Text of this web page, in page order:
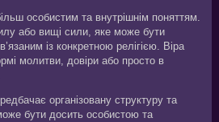
особистим та внутрішнім поняттям.
або вищі сили, яке може бути
із конкретною релігією. Віра
молитви, довіри або просто в
організовану структуру та
бути досить особистою та